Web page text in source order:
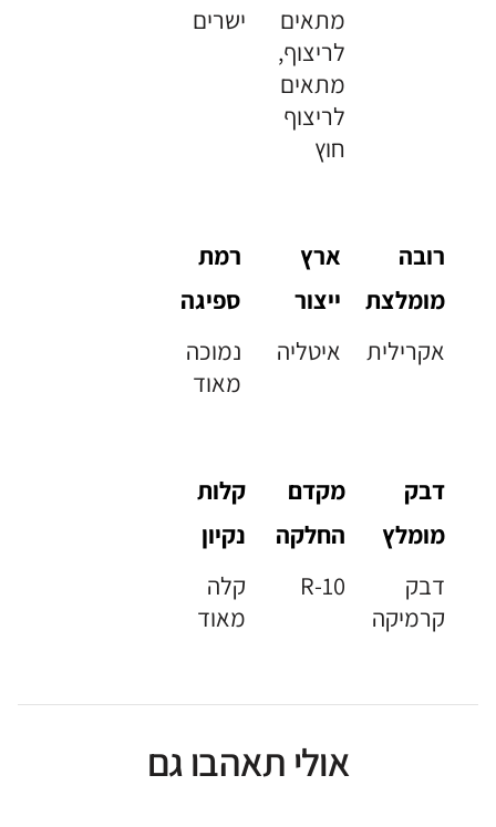
מתאים
לריצוף,
מתאים
לריצוף
חוץ
ישרים
רובה
מומלצת
אקרילית
ארץ
ייצור
איטליה
רמת
ספיגה
נמוכה
מאוד
דבק
מומלץ
דבק
קרמיקה
מקדם
החלקה
R-10
קלות
נקיון
קלה
מאוד
אולי תאהבו גם